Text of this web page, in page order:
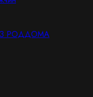
РОДДОМА